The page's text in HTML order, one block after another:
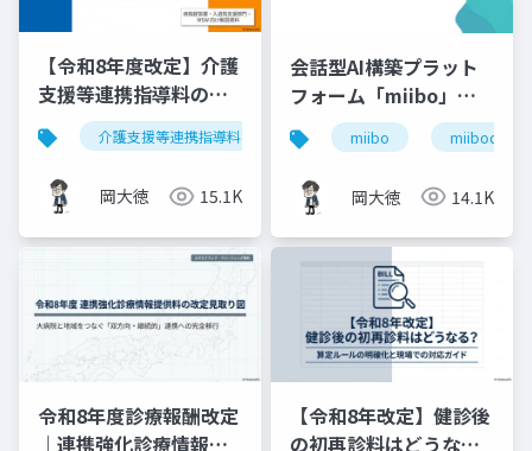
【令和8年度改定】介護
支援等連携指導料の再
編と戦略的対応｜指導
料2（500点）の要件整
理
介護支援等連携指導料 令和8年度診療報酬改定
岡大徳 15.1K
会話型AI構築プラット
フォーム「miibo」ガ
イド
miibo
岡大徳 14.1K
令和8年度診療報酬改定
｜連携強化診療情報提
【令和8年改定】健診後
の初再診料はどうな